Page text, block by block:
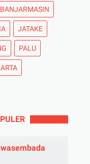
BANJARMASIN
JATAKE
PALU